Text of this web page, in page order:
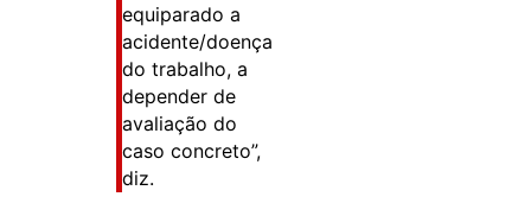
equiparado a
acidente/doença
do trabalho, a
depender de
avaliação do
caso concreto”,
diz.